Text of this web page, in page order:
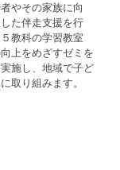
やその家族に向
た伴走支援を行
教科の学習教室
上をめざすゼミを
施し、地域で子ど
取り組みます。